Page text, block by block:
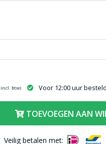
incl. btw) Voor 12:00 uur
TOEVOEGEN AAN
Veilig betalen met: